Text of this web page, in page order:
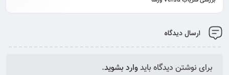
ارسال دیدگاه
برای نوشتن دیدگاه بایدوارد بشوید.